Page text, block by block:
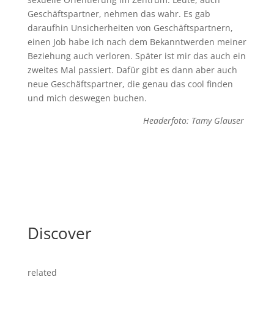
Geschäftspartner, nehmen das wahr. Es gab
daraufhin Unsicherheiten von Geschäftspartnern,
einen Job habe ich nach dem Bekanntwerden meiner
Beziehung auch verloren. Später ist mir das auch ein
zweites Mal passiert. Dafür gibt es dann aber auch
neue Geschäftspartner, die genau das cool finden
und mich deswegen buchen.
Headerfoto: Tamy Glauser
Discover
related